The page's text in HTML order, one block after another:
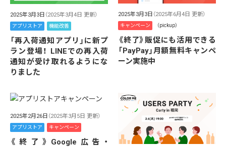
2025年3月3日 （2025年3月4日 更新）
アプリストア 機能改善
「再入荷通知アプリ」に新プ
ラン登場！ LINEでの再入荷
通知が受け取れるようにな
りました
2025年3月3日 （2025年6月4日 更新）
キャンペーン （pickup）
《終了》販促にも活用できる
「PayPay」月額無料キャンペ
ーン実施中
2025年2月26日 （2025年3月5日 更新）
アプリストア キャンペーン
《終了》Google広告・